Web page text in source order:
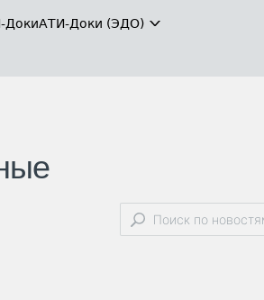
ДокиАТИ-Доки (ЭДО)